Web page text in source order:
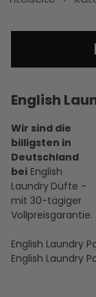
English
Wir sind die
billigsten in
Deutschland
bei English
Laundry Düfte -
mit 30-tägiger
Vollpreisgarantie.
English Laundry
English Laundry